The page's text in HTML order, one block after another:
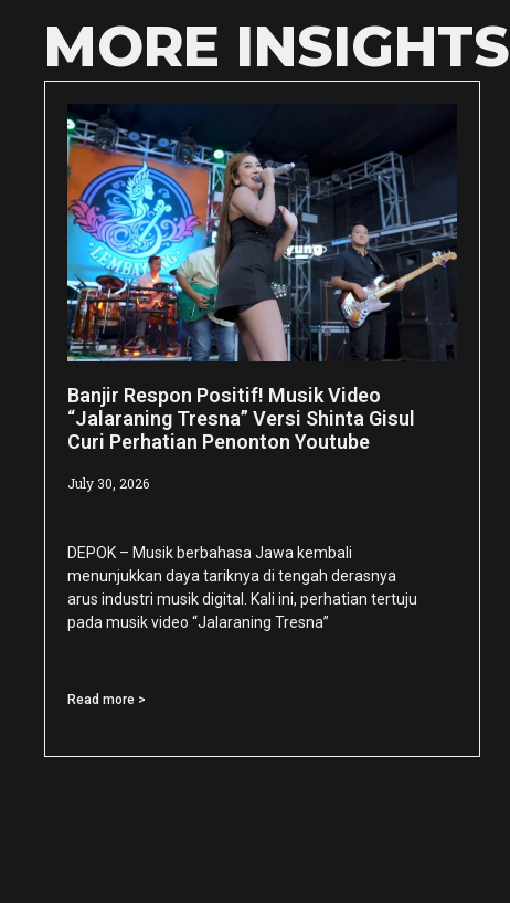
MORE INSIGHTS
Banjir Respon Positif! Musik Video
“Jalaraning Tresna” Versi Shinta Gisul
Curi Perhatian Penonton Youtube
July 30, 2026
DEPOK – Musik berbahasa Jawa kembali
menunjukkan daya tariknya di tengah derasnya
arus industri musik digital. Kali ini, perhatian tertuju
pada musik video “Jalaraning Tresna”
Read more >